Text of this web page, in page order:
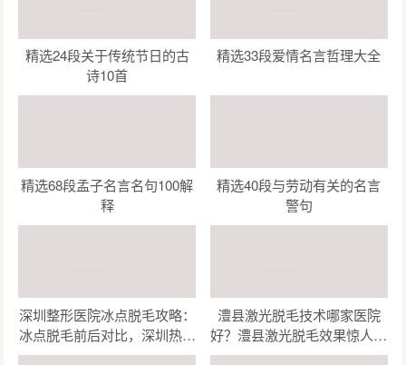
精选24段关于传统节日的古
诗10首
精选33段爱情名言哲理大全
精选68段孟子名言名句100解
释
精选40段与劳动有关的名言
警句
深圳整形医院冰点脱毛攻略：
冰点脱毛前后对比，深圳热门
整形医院哪家强？
澧县激光脱毛技术哪家医院
好？澧县激光脱毛效果惊人，
这几家机构让你美丽无忧！